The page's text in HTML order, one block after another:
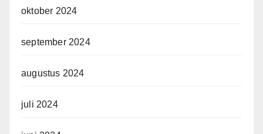
oktober 2024
september 2024
augustus 2024
juli 2024